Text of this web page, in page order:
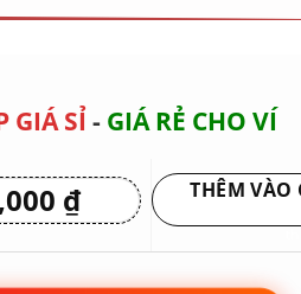
GIÁ SỈ- GIÁ RẺ CHO VÍ
₫Giá
tại
2,950,000 ₫.
THÊM VÀO